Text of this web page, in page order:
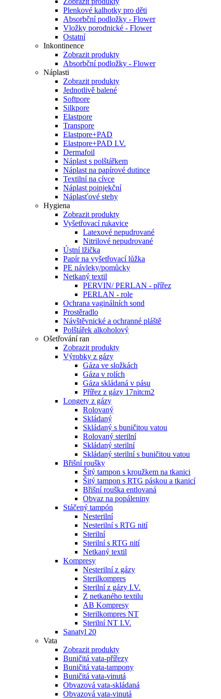
Plenkové kalhotky pro děti
Absorbční podložky - Flower
Vložky porodnické - Flower
Ostatní
Inkontinence
Zobrazit produkty
Absorbční podložky - Flower
Náplasti
Zobrazit produkty
Jednotlivě balené
Softpore
Silkpore
Elastpore
Transpore
Elastpore+PAD
Elastpore+PAD I.V.
Dermafoil
Náplast s polštářkem
Náplast na papírové dutince
Textilní na cívce
Náplast poinjekční
Náplasťové stehy
Hygiena
Zobrazit produkty
Vyšetřovací rukavice
Latexové nepudrované
Nitrilové nepudrované
Ústní lžička
Papír na vyšetřovací lůžka
PE návleky/pomůcky
Netkaný textil
PERVIN/ PERLAN - přířez
PERLAN - role
Ochrana vaginálních sond
Prostěradlo
Návštěvnické a ochranné pláště
Polštářek alkoholový
Ošetřování ran
Zobrazit produkty
Výrobky z gázy
Gáza ve složkách
Gáza v rolích
Gáza skládaná v pásu
Přířez z gázy 17nitcm2
Longety z gázy
Rolovaný
Skládaný
Skládaný s buničitou vatou
Rolovaný sterilní
Skládaný sterilní
Skládaný sterilní s buničitou vatou
Břišní roušky
Šitý tampon s kroužkem na tkanici
Šitý tampon s RTG páskou a tkanicí
Břišní rouška entlovaná
Obvaz na popáleniny
Stáčený tampón
Nesterilní
Nesterilní s RTG nití
Sterilní
Sterilní s RTG nití
Netkaný textil
Kompresy
Nesterilní z gázy
Sterilkompres
Sterilní z gázy I.V.
Z netkaného textilu
AB Kompresy
Sterilkompres NT
Sterilní NT I.V.
Sanatyl 20
Vata
Zobrazit produkty
Buničitá vata-přířezy
Buničitá vata-tampony
Buničitá vata-vinutá
Obvazová vata-skládaná
Obvazová vata-vinutá